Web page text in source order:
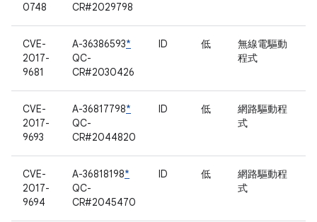
0748
CR#2029798
CVE-
2017-
9681
A-36386593*
QC-
CR#2030426
ID 低
無線電驅動
程式
CVE-
2017-
9693
A-36817798*
QC-
CR#2044820
ID 低
網路驅動程
式
CVE-
2017-
9694
A-36818198*
QC-
CR#2045470
ID 低
網路驅動程
式